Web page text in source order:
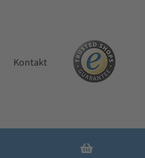
Kontakt